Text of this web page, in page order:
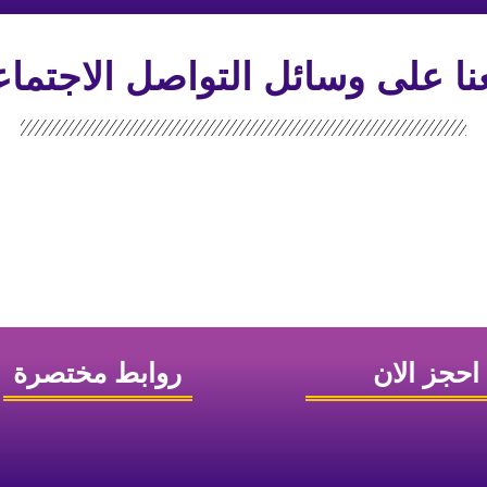
على وسائل التواصل
احجز الان روابط مختصرة